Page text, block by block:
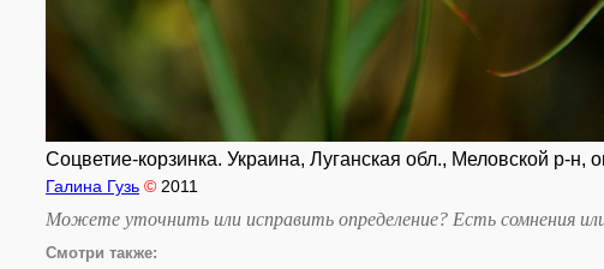
Соцветие-корзинка. Украина, Луганская обл., Меловской р-
Галина Гузь © 2011
Можете уточнить или исправить определение? Есть сомнения
Смотри также: